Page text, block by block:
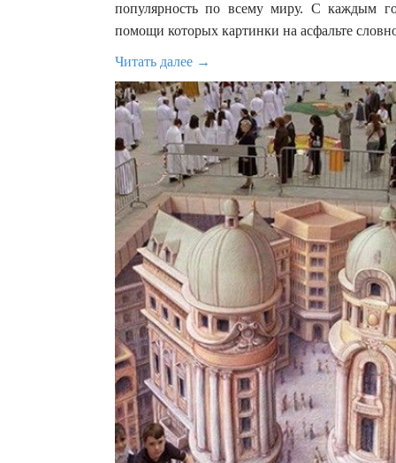
популярность по всему миру. С каждым
помощи которых картинки на асфальте
Читать далее →